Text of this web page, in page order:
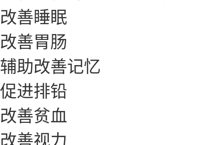
改善睡眠
改善胃肠
辅助改善记忆
促进排铅
改善贫血
改善视力